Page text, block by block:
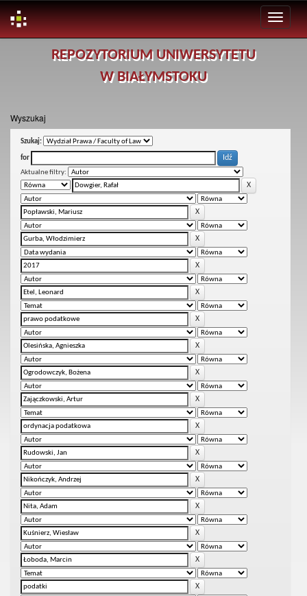
REPOZYTORIUM UNIWERSYTETU
W BIAŁYMSTOKU
Wyszukaj
Szukaj:
for
Aktualne filtry: